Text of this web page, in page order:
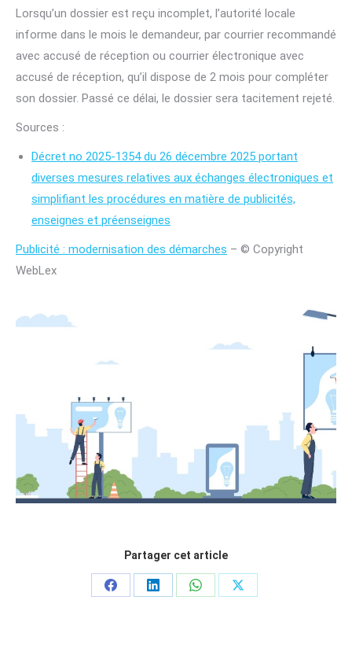
Lorsqu’un dossier est reçu incomplet, l’autorité locale
informe dans le mois le demandeur, par courrier recommandé
avec accusé de réception ou courrier électronique avec
accusé de réception, qu’il dispose de 2 mois pour compléter
son dossier. Passé ce délai, le dossier sera tacitement rejeté.
Sources :
Décret no 2025-1354 du 26 décembre 2025 portant
diverses mesures relatives aux échanges électroniques et
simplifiant les procédures en matière de publicités,
enseignes et préenseignes
Publicité : modernisation des démarches – © Copyright
WebLex
Partager cet article